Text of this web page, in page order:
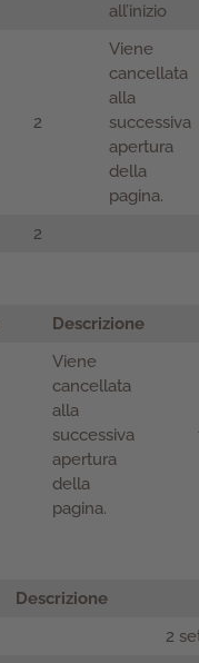
all’inizio
2
Viene
cancellata
alla
successiva
apertura
della
pagina.
2
Descrizione
Viene
cancellata
alla
successiva
apertura
della
pagina.
Descrizione
2